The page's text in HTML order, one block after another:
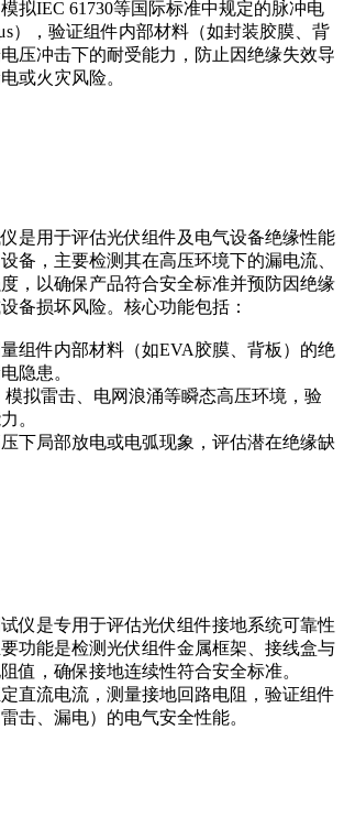
拟IEC 61730等国际标准中规定的脉冲电
），验证组件内部材料（如封装胶膜、背
压冲击下的耐受能力，防止因绝缘失效导
或火灾风险。
是用于评估光伏组件及电气设备绝缘性能
备，主要检测其在高压环境下的漏电流、
，以确保产品符合安全标准并预防因绝缘
备损坏风险。核心功能包括：
组件内部材料（如EVA胶膜、背板）的绝
隐患。
拟雷击、电网浪涌等瞬态高压环境，验
。
下局部放电或电弧现象，评估潜在绝缘缺
仪是专用于评估光伏组件接地系统可靠性
功能是检测光伏组件金属框架、接线盒与
值，确保接地连续性符合安全标准。
直流电流，测量接地回路电阻，验证组件
击、漏电）的电气安全性能。